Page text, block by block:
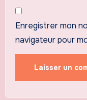
Enregistrer mon
navigateur pour